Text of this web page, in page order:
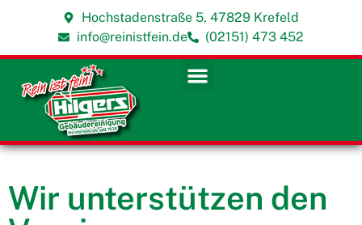
Hochstadenstraße 5, 47829 Krefeld
info@reinistfein.de
(02151) 473 452
Wir unterstützen den